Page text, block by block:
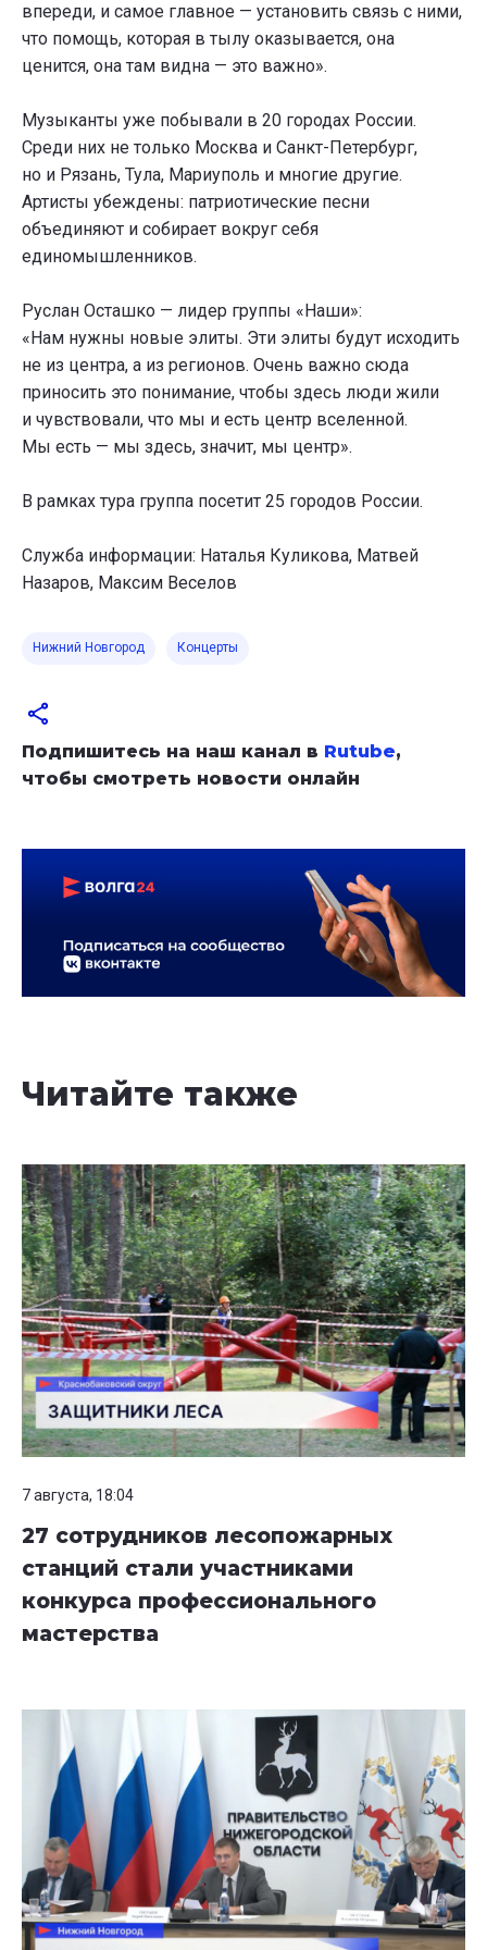
впереди, и самое главное — установить связь с ними,
что помощь, которая в тылу оказывается, она
ценится, она там видна — это важно».
Музыканты уже побывали в 20 городах России.
Среди них не только Москва и Санкт-Петербург,
но и Рязань, Тула, Мариуполь и многие другие.
Артисты убеждены: патриотические песни
объединяют и собирает вокруг себя
единомышленников.
Руслан Осташко — лидер группы «Наши»:
«Нам нужны новые элиты. Эти элиты будут исходить
не из центра, а из регионов. Очень важно сюда
приносить это понимание, чтобы здесь люди жили
и чувствовали, что мы и есть центр вселенной.
Мы есть — мы здесь, значит, мы центр».
В рамках тура группа посетит 25 городов России.
Служба информации: Наталья Куликова, Матвей
Назаров, Максим Веселов
Нижний Новгород Концерты
Подпишитесь на наш канал в Rutube,
чтобы смотреть новости онлайн
Читайте также
7 августа, 18:04
27 сотрудников лесопожарных
станций стали участниками
конкурса профессионального
мастерства